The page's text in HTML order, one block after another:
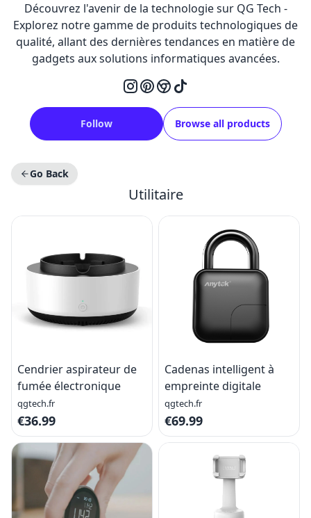
Découvrez l'avenir de la technologie sur QG Tech -
Explorez notre gamme de produits technologiques de
qualité, allant des dernières tendances en matière de
gadgets aux solutions informatiques avancées.
Follow Browse all products
Go Back
Utilitaire
Cendrier aspirateur de
fumée électronique
qgtech.fr
€36.99
Cadenas intelligent à
empreinte digitale
qgtech.fr
€69.99